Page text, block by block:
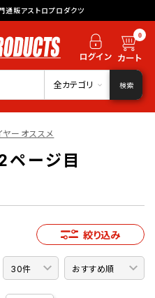
通販アストロプロダクツ
0
全カテゴリ 検索
ヤーオススメ
ページ目
絞り込み